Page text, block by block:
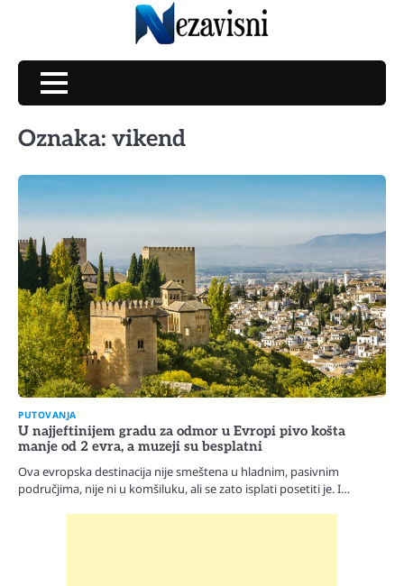
Oznaka: vikend
PUTOVANJA
U najjeftinijem gradu za odmor u Evropi pivo košta
manje od 2 evra, a muzeji su besplatni
Ova evropska destinacija nije smeštena u hladnim, pasivnim
područjima, nije ni u komšiluku, ali se zato isplati posetiti je. I…